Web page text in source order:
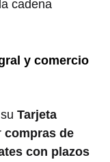
cadena
y comercio
Tarjeta
compras de
con plazos